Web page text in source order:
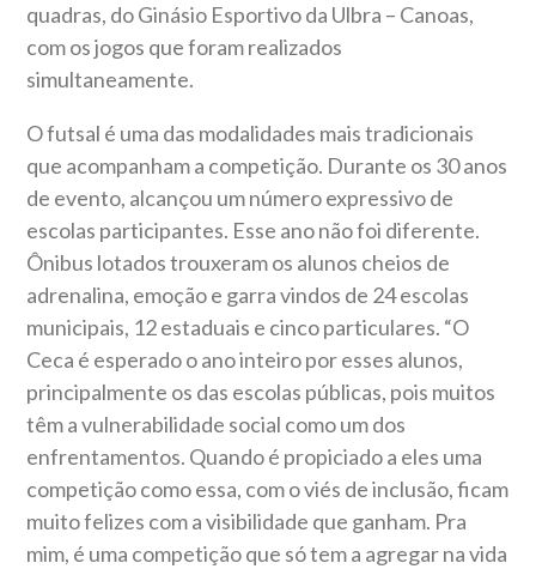
quadras, do Ginásio Esportivo da Ulbra – Canoas,
com os jogos que foram realizados
simultaneamente.
O futsal é uma das modalidades mais tradicionais
que acompanham a competição. Durante os 30 anos
de evento, alcançou um número expressivo de
escolas participantes. Esse ano não foi diferente.
Ônibus lotados trouxeram os alunos cheios de
adrenalina, emoção e garra vindos de 24 escolas
municipais, 12 estaduais e cinco particulares. “O
Ceca é esperado o ano inteiro por esses alunos,
principalmente os das escolas públicas, pois muitos
têm a vulnerabilidade social como um dos
enfrentamentos. Quando é propiciado a eles uma
competição como essa, com o viés de inclusão, ficam
muito felizes com a visibilidade que ganham. Pra
mim, é uma competição que só tem a agregar na vida